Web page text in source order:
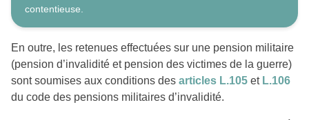
contentieuse.
En outre, les retenues effectuées sur une pension militaire
(pension d’invalidité et pension des victimes de la guerre)
sont soumises aux conditions des articles L.105 et L.106
du code des pensions militaires d’invalidité.